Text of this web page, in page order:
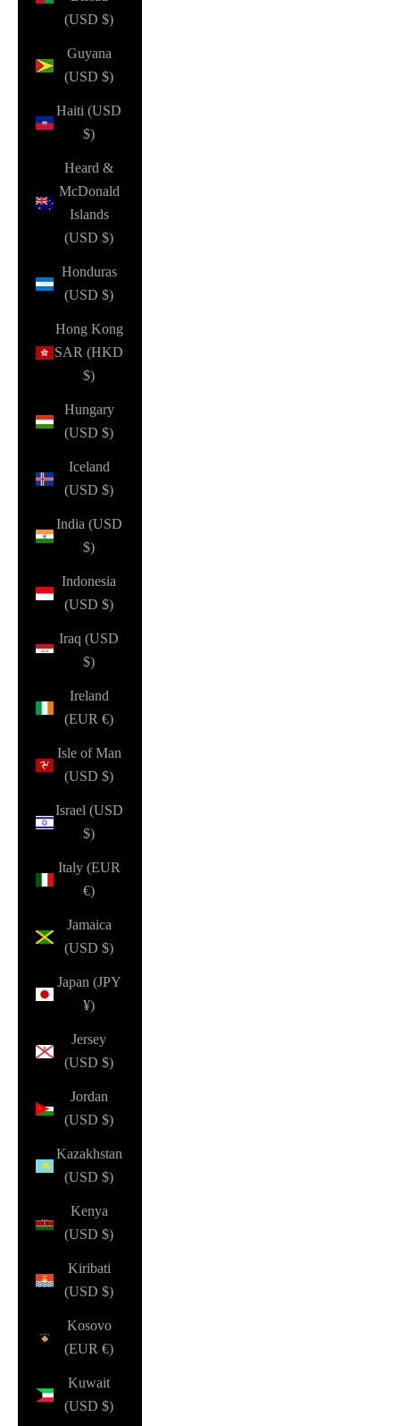
(USD $)
Guyana
(USD $)
Haiti (USD
$)
Heard &
McDonald
Islands
(USD $)
Honduras
(USD $)
Hong Kong
SAR (HKD
$)
Hungary
(USD $)
Iceland
(USD $)
India (USD
$)
Indonesia
(USD $)
Iraq (USD
$)
Ireland
(EUR €)
Isle of Man
(USD $)
Israel (USD
$)
Italy (EUR
€)
Jamaica
(USD $)
Japan (JPY
¥)
Jersey
(USD $)
Jordan
(USD $)
Kazakhstan
(USD $)
Kenya
(USD $)
Kiribati
(USD $)
Kosovo
(EUR €)
Kuwait
(USD $)